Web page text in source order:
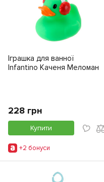
Іграшка для ванної
Infantino Каченя Меломан
228 грн
Купити
+2 бонуси